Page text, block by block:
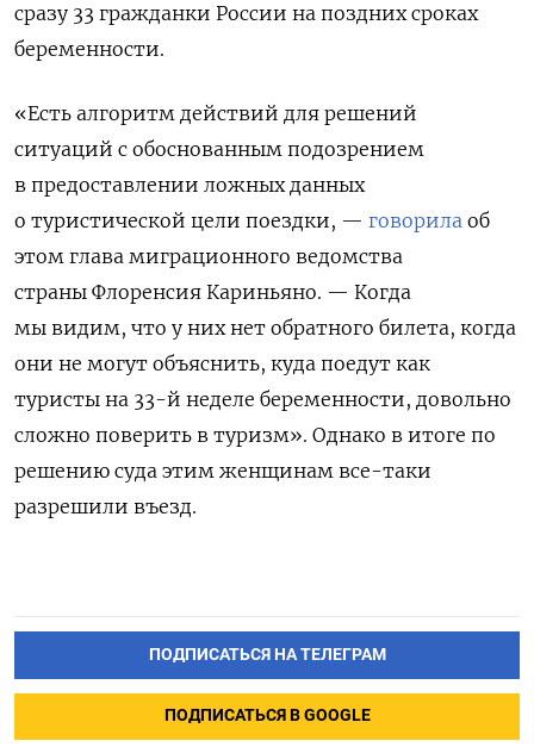
сразу 33 гражданки России на поздних сроках
беременности.
«Есть алгоритм действий для решений
ситуаций с обоснованным подозрением
в предоставлении ложных данных
о туристической цели поездки, — говорила об
этом глава миграционного ведомства
страны Флоренсия Кариньяно. — Когда
мы видим, что у них нет обратного билета, когда
они не могут объяснить, куда поедут как
туристы на 33-й неделе беременности, довольно
сложно поверить в туризм». Однако в итоге по
решению суда этим женщинам все-таки
разрешили въезд.
ПОДПИСАТЬСЯ НА ТЕЛЕГРАМ
ПОДПИСАТЬСЯ В GOOGLE